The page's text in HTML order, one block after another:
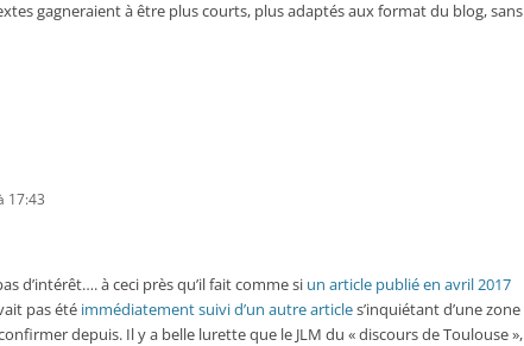
gagneraient à être plus courts, plus adaptés aux format du blog, sans
17:43
d’intérêt…. à ceci près qu’il fait comme si un article publié en avril 2017
pas été immédiatement suivi d’un autre articles’inquiétant d’une zone
depuis. Il y a belle lurette que le JLM du « discours de Toulouse »,